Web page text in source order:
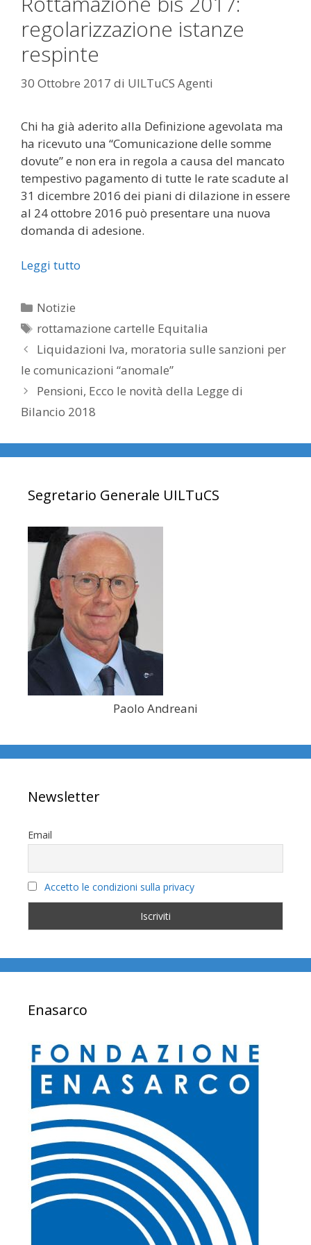
regolarizzazione istanze
respinte
30 Ottobre 2017 di UILTuCS Agenti
Chi ha già aderito alla Definizione agevolata ma
ha ricevuto una “Comunicazione delle somme
dovute” e non era in regola a causa del mancato
tempestivo pagamento di tutte le rate scadute al
31 dicembre 2016 dei piani di dilazione in essere
al 24 ottobre 2016 può presentare una nuova
domanda di adesione.
Leggi tutto
Categorie
Notizie
Tag
rottamazione cartelle Equitalia
Liquidazioni Iva, moratoria sulle sanzioni per
le comunicazioni “anomale”
Pensioni, Ecco le novità della Legge di
Bilancio 2018
Segretario Generale UILTuCS
Paolo Andreani
Newsletter
Email
Accetto le condizioni sulla privacy
Enasarco